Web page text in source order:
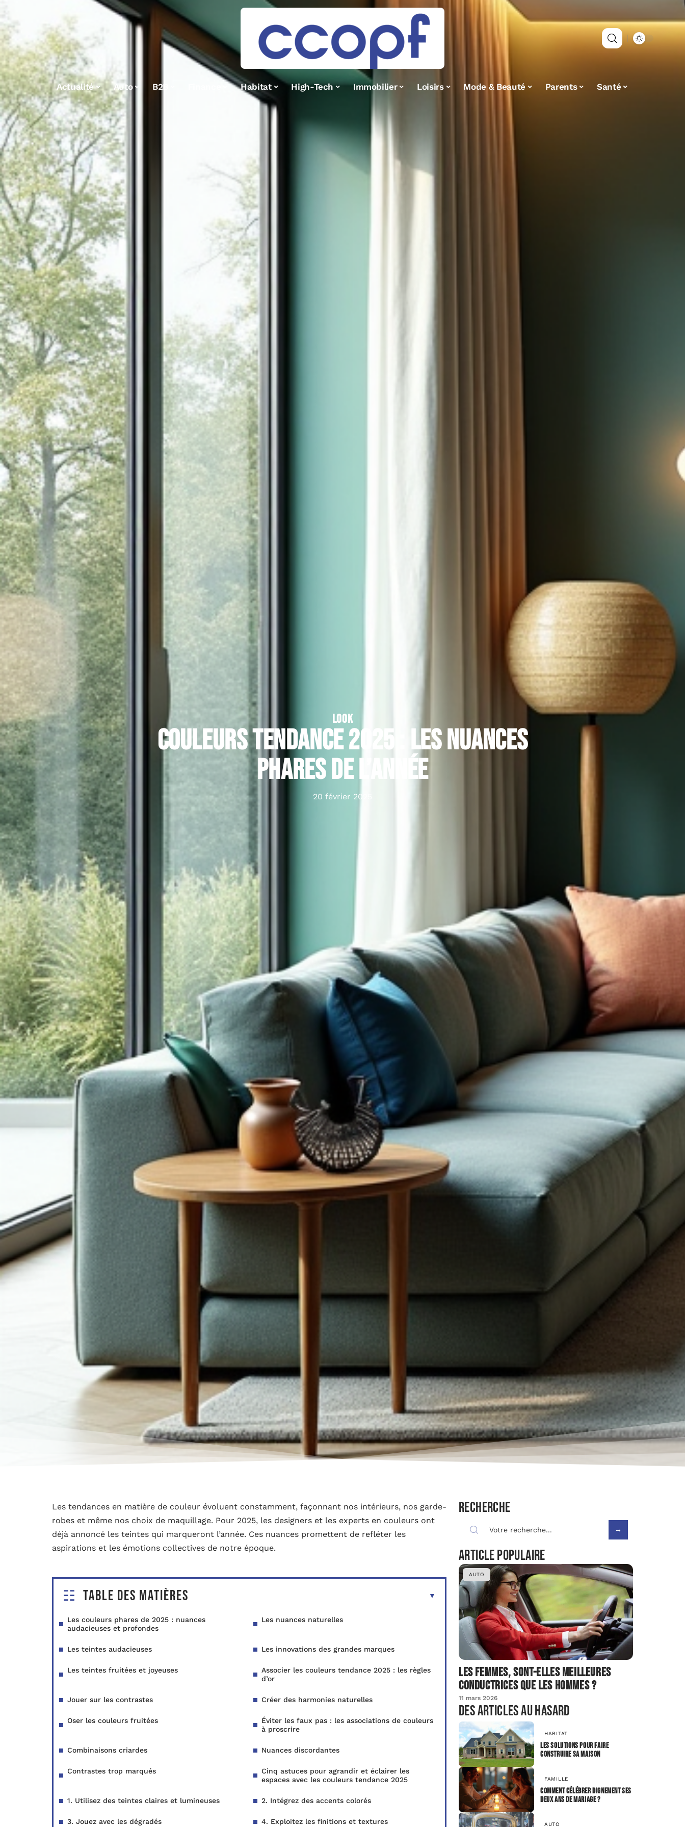
Actualité Auto B2B Habitat High-Tech Immobilier Loisirs Mode & Beauté Parents Santé
LOOK
Couleurs tendance 2025 : les nuances
phares de l’année
20 février 2025
Les tendances en matière de couleur évoluent constamment, façonnant nos intérieurs, nos garde-
robes et même nos choix de maquillage. Pour 2025, les designers et les experts en couleurs ont
déjà annoncé les teintes qui marqueront l’année. Ces nuances promettent de refléter les
aspirations et les émotions collectives de notre époque.
Table des matières
Les couleurs phares de 2025 : nuances
audacieuses et profondes
Les nuances naturelles
Les teintes audacieuses Les innovations des grandes marques
Les teintes fruitées et joyeuses
Associer les couleurs tendance 2025 : les règles
d’or
Jouer sur les contrastes Créer des harmonies naturelles
Oser les couleurs fruitées
Éviter les faux pas : les associations de couleurs
à proscrire
Combinaisons criardes Nuances discordantes
Contrastes trop marqués
Cinq astuces pour agrandir et éclairer les
espaces avec les couleurs tendance 2025
1. Utilisez des teintes claires et lumineuses 2. Intégrez des accents colorés
3. Jouez avec les dégradés 4. Exploitez les finitions et textures
Recherche
Article populaire
AUTO
Les femmes, sont-elles meilleures
conductrices que les hommes ?
11 mars 2026
Des articles au hasard
HABITAT
Les solutions pour faire
construire sa maison
FAMILLE
Comment célébrer dignement ses
deux ans de mariage ?
AUTO